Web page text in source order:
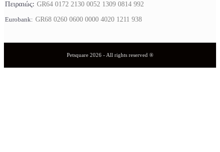
Πειραιώς: GR64 0172 2130 0052 1309 0814 992
Eurobank: GR68 0260 0600 0000 4020 1211 938
Petsquare 2026 - All rights reserved ®